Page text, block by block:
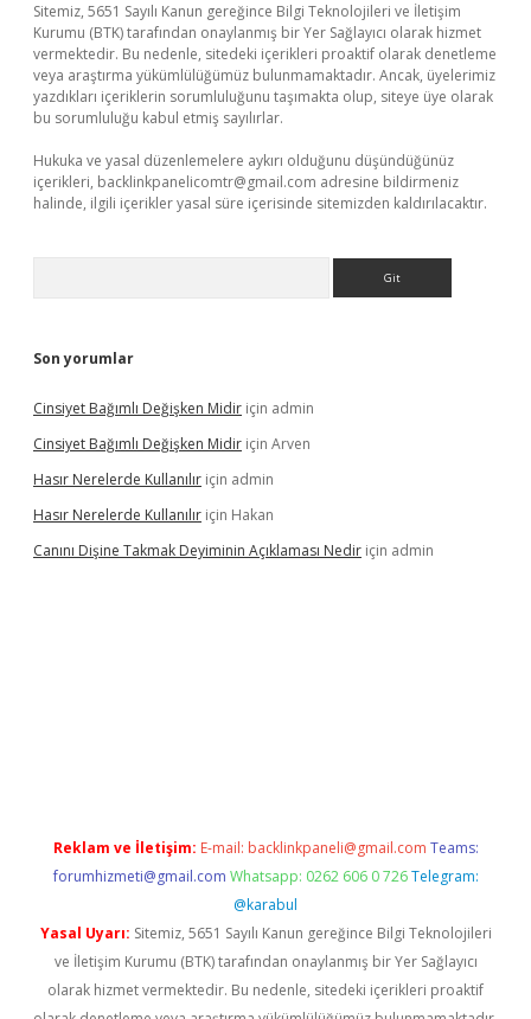
Sitemiz, 5651 Sayılı Kanun gereğince Bilgi Teknolojileri ve İletişim
Kurumu (BTK) tarafından onaylanmış bir Yer Sağlayıcı olarak hizmet
vermektedir. Bu nedenle, sitedeki içerikleri proaktif olarak denetleme
veya araştırma yükümlülüğümüz bulunmamaktadır. Ancak, üyelerimiz
yazdıkları içeriklerin sorumluluğunu taşımakta olup, siteye üye olarak
bu sorumluluğu kabul etmiş sayılırlar.
Hukuka ve yasal düzenlemelere aykırı olduğunu düşündüğünüz
içerikleri, backlinkpanelicomtr@gmail.com adresine bildirmeniz
halinde, ilgili içerikler yasal süre içerisinde sitemizden kaldırılacaktır.
Son yorumlar
Cinsiyet Bağımlı Değişken Midir için admin
Cinsiyet Bağımlı Değişken Midir için Arven
Hasır Nerelerde Kullanılır için admin
Hasır Nerelerde Kullanılır için Hakan
Canını Dişine Takmak Deyiminin Açıklaması Nedir için admin
Reklam ve İletişim: E-mail: backlinkpaneli@gmail.com Teams:
forumhizmeti@gmail.com Whatsapp: 0262 606 0 726 Telegram:
@karabul
Yasal Uyarı: Sitemiz, 5651 Sayılı Kanun gereğince Bilgi Teknolojileri
ve İletişim Kurumu (BTK) tarafından onaylanmış bir Yer Sağlayıcı
olarak hizmet vermektedir. Bu nedenle, sitedeki içerikleri proaktif